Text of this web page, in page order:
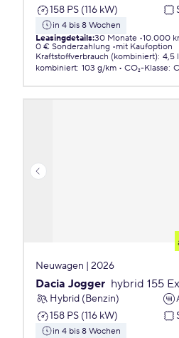
158 PS (116 kW)
in 4 bis 8 Wochen
Leasingdetails:30 Monate 10.000
0 € Sonderzahlung
mit Kaufoption
Kraftstoffverbrauch (kombiniert): 4,5
kombiniert: 103 g/km CO₂-Klasse: C
Neuwagen | 2026
Dacia Jogger hybrid 155
Hybrid (Benzin)
158 PS (116 kW)
in 4 bis 8 Wochen